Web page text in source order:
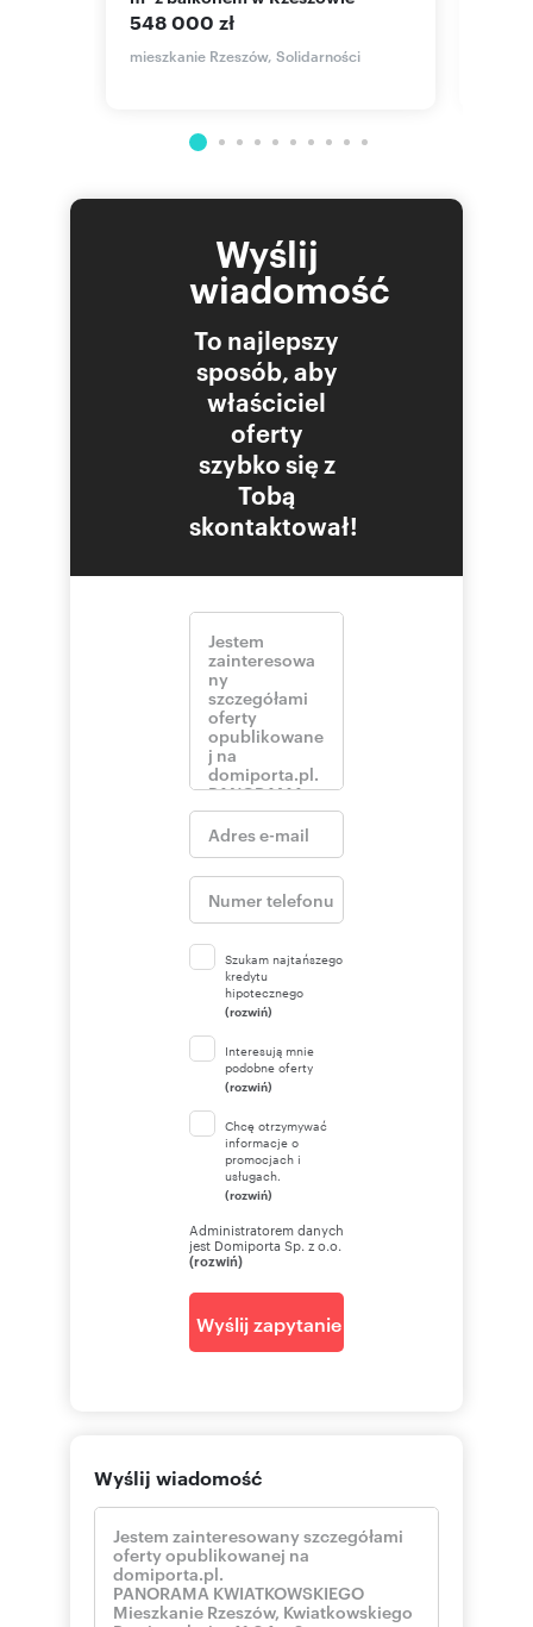
548 000 zł
mieszkanie Rzeszów, Solidarności
Wyślij
wiadomość
To najlepszy
sposób, aby
właściciel
oferty
szybko się z
Tobą
skontaktował!
Szukam najtańszego
kredytu
hipotecznego
(rozwiń)
Interesują mnie
podobne oferty
(rozwiń)
Chcę otrzymywać
informacje o
promocjach i
usługach.
(rozwiń)
Administratorem danych
jest Domiporta Sp. z o.o.
(rozwiń)
Wyślij zapytanie
Wyślij wiadomość